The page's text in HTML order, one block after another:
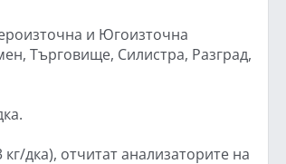
и Югоизточна
Търговище, Силистра, Разград,
дка), отчитат анализаторите на